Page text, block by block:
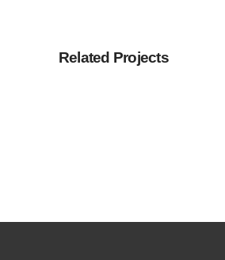
Related Projects
Auftragsarbeiten